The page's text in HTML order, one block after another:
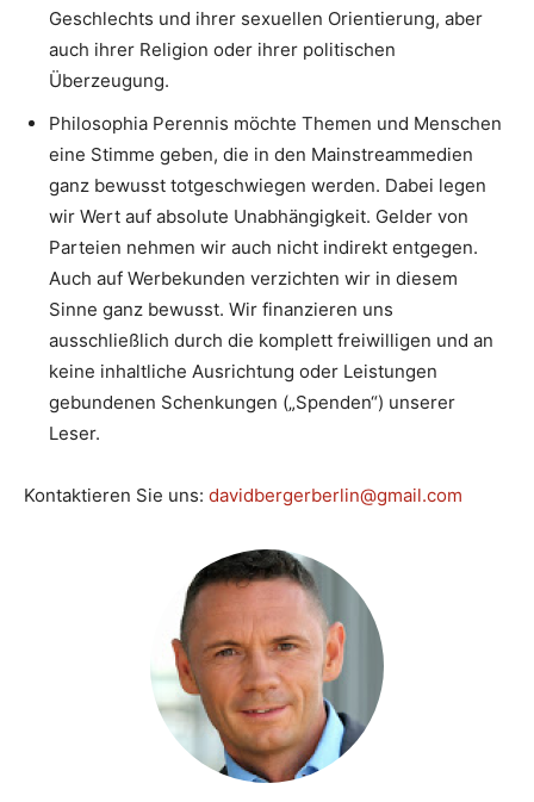
Geschlechts und ihrer sexuellen Orientierung, aber
auch ihrer Religion oder ihrer politischen
Überzeugung.
Philosophia Perennis möchte Themen und Menschen
eine Stimme geben, die in den Mainstreammedien
ganz bewusst totgeschwiegen werden. Dabei legen
wir Wert auf absolute Unabhängigkeit. Gelder von
Parteien nehmen wir auch nicht indirekt entgegen.
Auch auf Werbekunden verzichten wir in diesem
Sinne ganz bewusst. Wir finanzieren uns
ausschließlich durch die komplett freiwilligen und an
keine inhaltliche Ausrichtung oder Leistungen
gebundenen Schenkungen („Spenden“) unserer
Leser.
Kontaktieren Sie uns: davidbergerberlin@gmail.com